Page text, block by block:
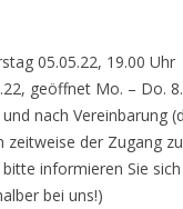
05.05.22, 19.00 Uhr
geöffnet Mo. – Do.
nach Vereinbarung
zeitweise der Zugang
informieren Sie
bei uns!)